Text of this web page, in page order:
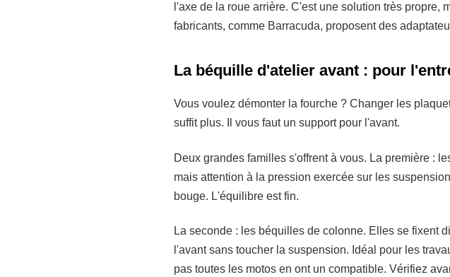
l'axe de la roue arrière. C'est une solution très
fabricants, comme Barracuda, proposent des
La béquille d'atelier avant : pour
Vous voulez démonter la fourche ? Changer les
suffit plus. Il vous faut un support pour l'avant.
Deux grandes familles s'offrent à vous. La première :
mais attention à la pression exercée sur les
bouge. L'équilibre est fin.
La seconde : les béquilles de colonne. Elles se fixent
l'avant sans toucher la suspension. Idéal pour les
pas toutes les motos en ont un compatible. Vérifiez